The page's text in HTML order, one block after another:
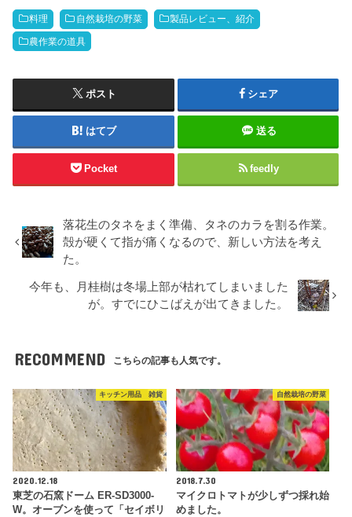
料理 自然栽培の野菜 製品レビュー、紹介
農作業の道具
ポスト シェア
はてブ 送る
Pocket feedly
落花生のタネをまく準備、タネのカラを割る作業。
殻が硬くて指が痛くなるので、新しい方法を考え
た。
今年も、月桂樹は冬場上部が枯れてしまいました
が。すでにひこばえが出てきました。
RECOMMEND こちらの記事も人気です。
キッチン用品 雑貨
2020.12.18
東芝の石窯ドーム ER-SD3000-
W。オーブンを使って「セイボリ
自然栽培の野菜
2018.7.30
マイクロトマトが少しずつ採れ始
めました。